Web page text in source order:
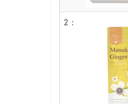
2：